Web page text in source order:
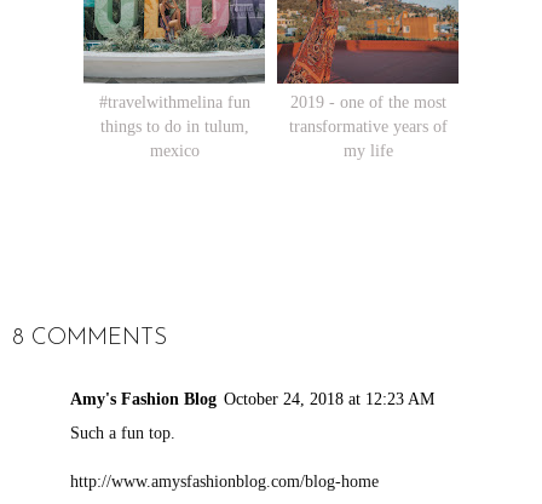
#travelwithmelina fun
things to do in tulum,
mexico
2019 - one of the most
transformative years of
my life
8 COMMENTS
Amy's Fashion Blog October 24, 2018 at 12:23 AM
Such a fun top.
http://www.amysfashionblog.com/blog-home